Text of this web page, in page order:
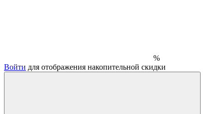
%
Войти для отображения накопительной скидки